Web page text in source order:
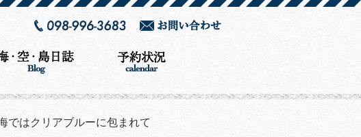
ではクリアブルーに包まれて